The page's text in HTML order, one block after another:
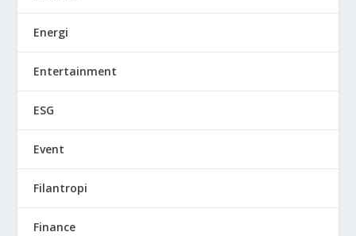
Energi
Entertainment
ESG
Event
Filantropi
Finance